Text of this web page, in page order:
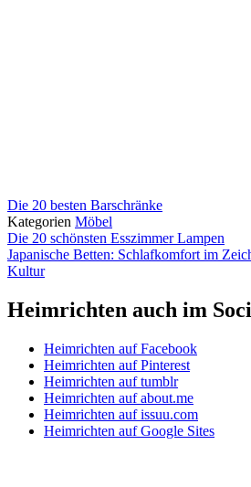
Die 20 besten Barschränke
Kategorien Möbel
Die 20 schönsten Esszimmer Lampen
Japanische Betten: Schlafkomfort im
Kultur
Heimrichten auch im
Heimrichten auf Facebook
Heimrichten auf Pinterest
Heimrichten auf tumblr
Heimrichten auf about.me
Heimrichten auf issuu.com
Heimrichten auf Google Sites